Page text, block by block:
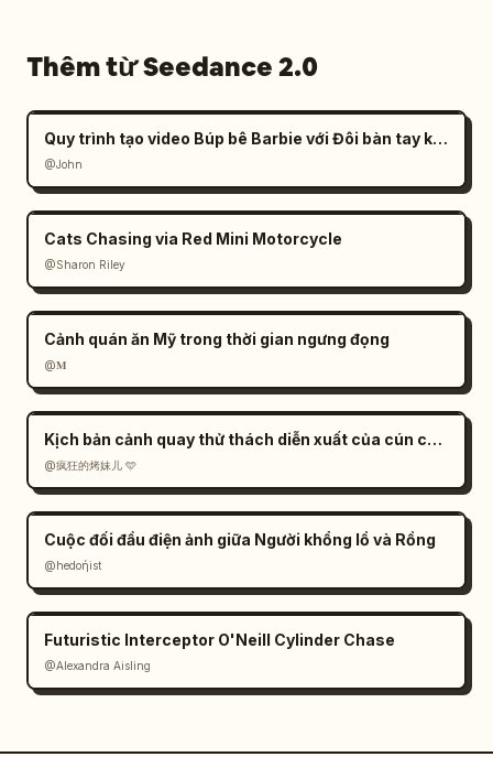
Thêm từ Seedance 2.0
Quy trình tạo video Búp bê Barbie với Đôi bàn tay khổng lồ
@John
Cats Chasing via Red Mini Motorcycle
@Sharon Riley
Cảnh quán ăn Mỹ trong thời gian ngưng đọng
@𝐌
Kịch bản cảnh quay thử thách diễn xuất của cún cưng AI
@疯狂的烤妹儿 🩵
Cuộc đối đầu điện ảnh giữa Người khổng lồ và Rồng
@hedoήist
Futuristic Interceptor O'Neill Cylinder Chase
@Alexandra Aisling